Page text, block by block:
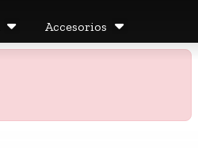
Accesorios